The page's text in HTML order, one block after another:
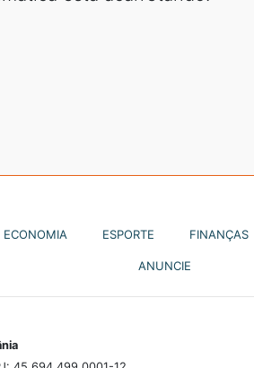
ECONOMIA ESPORTE FINANÇAS
ANUNCIE